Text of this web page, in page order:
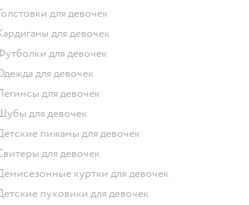
Толстовки для девочек
Кардиганы для девочек
Футболки для девочек
Одежда для девочек
Легинсы для девочек
Шубы для девочек
Детские пижамы для девочек
Свитеры для девочек
Демисезонные куртки для девочек
Детские пуховики для девочек